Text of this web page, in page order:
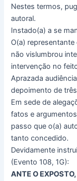
Nestes termos,
autoral.
Instado(a) a se
O(a)
não vislumbrou
intervenção no
Aprazada
depoimento de
Em sede de
fatos e
passo que o(a)
tanto concedido.
Devidamente
(Evento 108, 1G):
ANTE O